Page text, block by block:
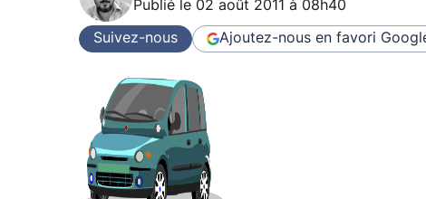
Publié le 02 août 2011 à 08h40
Suivez-nous Ajoutez-nous en favori